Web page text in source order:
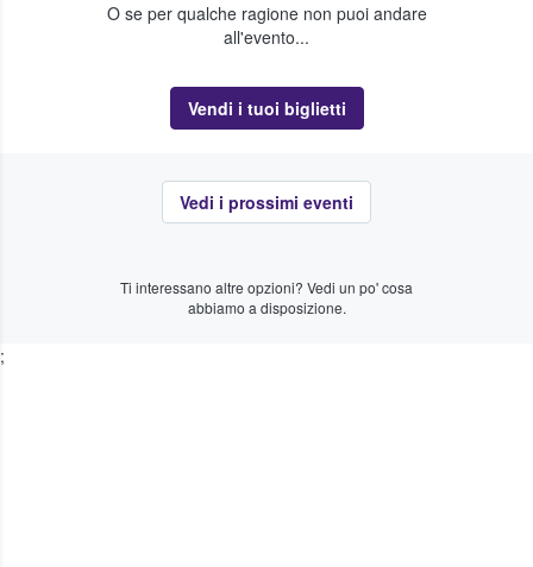
O se per qualche ragione non puoi andare
all'evento...
Vendi i tuoi biglietti
Vedi i prossimi eventi
Ti interessano altre opzioni? Vedi un po' cosa
abbiamo a disposizione.
;